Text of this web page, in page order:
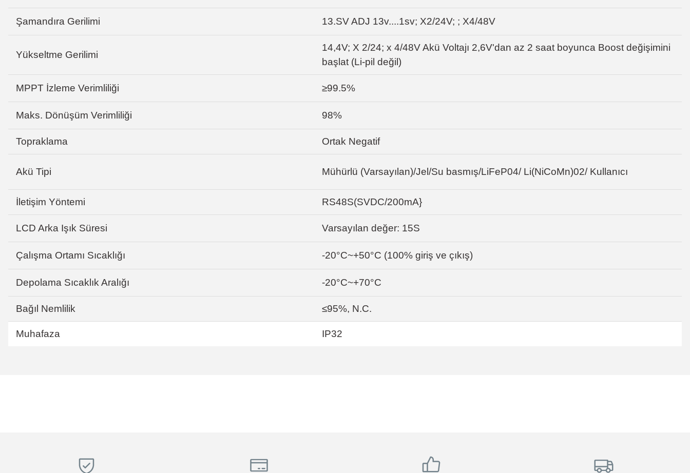
Şamandıra Gerilimi 13.SV ADJ 13v....1sv; X2/24V; ; X4/48V
Yükseltme Gerilimi
14,4V; X 2/24; x 4/48V Akü Voltajı 2,6V'dan az 2 saat boyunca Boost değişimini
başlat (Li-pil değil)
MPPT İzleme Verimliliği ≥99.5%
Maks. Dönüşüm Verimliliği 98%
Topraklama Ortak Negatif
Akü Tipi Mühürlü (Varsayılan)/Jel/Su basmış/LiFeP04/ Li(NiCoMn)02/ Kullanıcı
İletişim Yöntemi RS48S(SVDC/200mA}
LCD Arka Işık Süresi Varsayılan değer: 15S
Çalışma Ortamı Sıcaklığı -20°C~+50°C (100% giriş ve çıkış)
Depolama Sıcaklık Aralığı -20°C~+70°C
Bağıl Nemlilik ≤95%, N.C.
Muhafaza IP32
Bu ürüne benzer farklı alternatifler olmalı.